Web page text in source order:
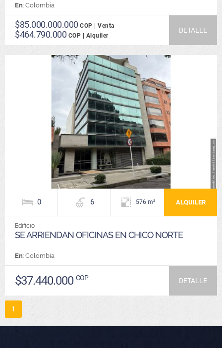
En: Colombia
$85.000.000.000 COP | Venta
$464.790.000 COP | Alquiler
DETALLE
0 6 576 m² ALQUILER
Edificio
SE ARRIENDAN OFICINAS EN CHICO NORTE
En: Colombia
$37.440.000 COP DETALLE
1